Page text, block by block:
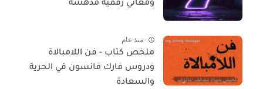
ومعاني رقمية مدهشة
منذ عام
ملخص كتاب - فن اللامبالاة
ودروس مارك مانسون في الحرية
والسعادة